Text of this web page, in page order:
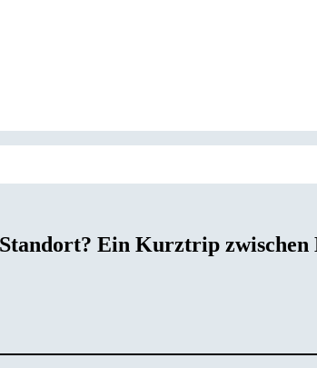
Ein Kurztrip